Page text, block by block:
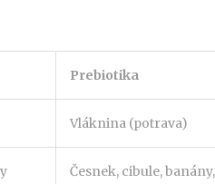
Prebiotika
Vláknina (potrava)
Česnek, cibule,